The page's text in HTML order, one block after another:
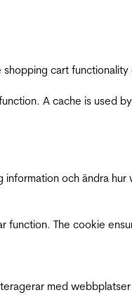
shopping cart
A cache is used
och ändra
The cookie
med